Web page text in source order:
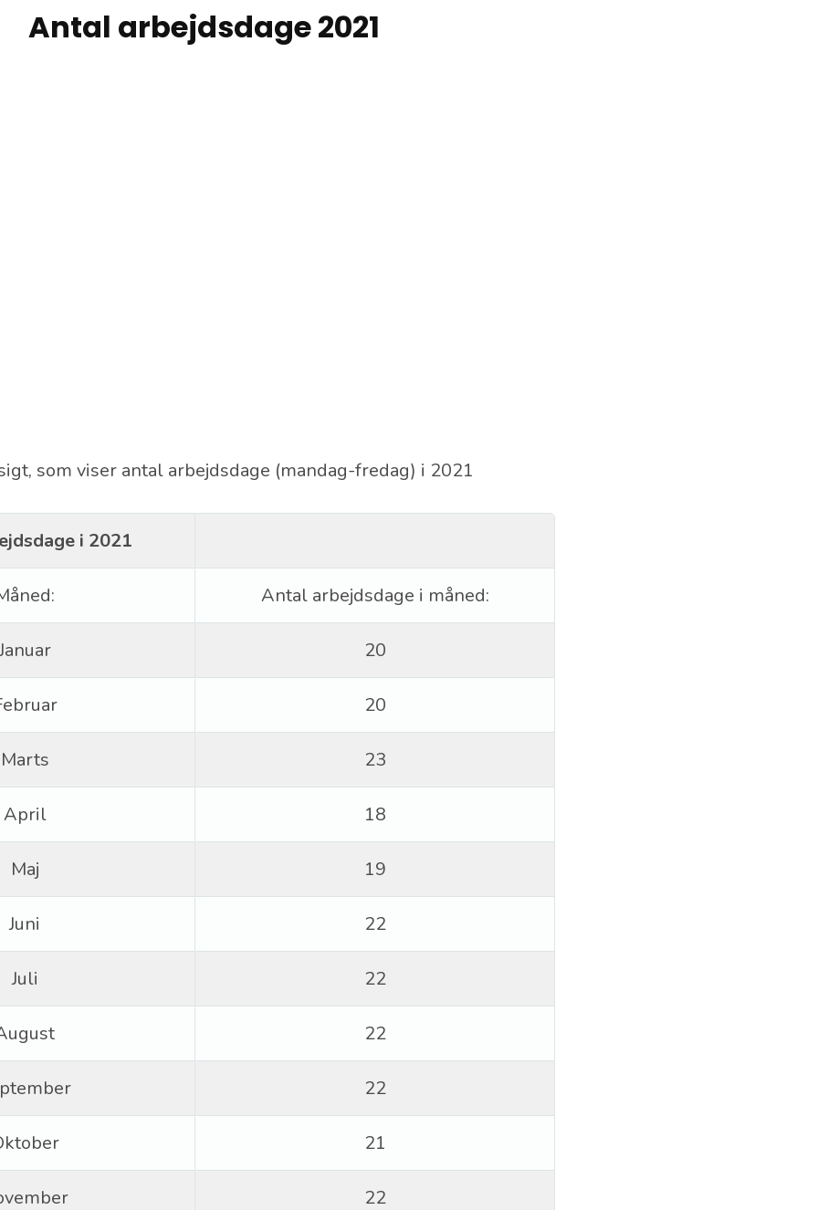
Antal arbejdsdage 2021
som viser antal arbejdsdage (mandag-fredag) i 2021
i 2021
Antal arbejdsdage i måned:
20
20
Marts 23
April 18
Maj 19
Juni 22
Juli 22
22
22
21
22